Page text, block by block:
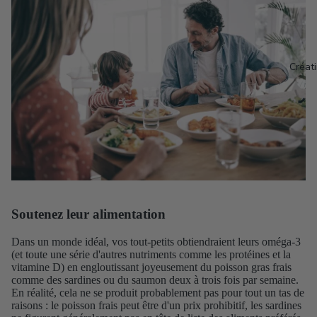
Soutenez leur alimentation
Dans un monde idéal, vos tout-petits obtiendraient leurs oméga-3
(et toute une série d'autres nutriments comme les protéines et la
vitamine D) en engloutissant joyeusement du poisson gras frais
comme des sardines ou du saumon deux à trois fois par semaine.
En réalité, cela ne se produit probablement pas pour tout un tas de
raisons : le poisson frais peut être d'un prix prohibitif, les sardines